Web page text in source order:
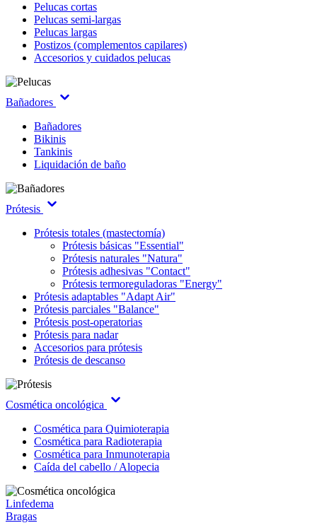
Pelucas cortas
Pelucas semi-largas
Pelucas largas
Postizos (complementos capilares)
Accesorios y cuidados pelucas
Bañadores
Bañadores
Bikinis
Tankinis
Liquidación de baño
Prótesis
Prótesis totales (mastectomía)
Prótesis básicas "Essential"
Prótesis naturales "Natura"
Prótesis adhesivas "Contact"
Prótesis termoreguladoras "Energy"
Prótesis adaptables "Adapt Air"
Prótesis parciales "Balance"
Prótesis post-operatorias
Prótesis para nadar
Accesorios para prótesis
Prótesis de descanso
Cosmética oncológica
Cosmética para Quimioterapia
Cosmética para Radioterapia
Cosmética para Inmunoterapia
Caída del cabello / Alopecia
Linfedema
Bragas